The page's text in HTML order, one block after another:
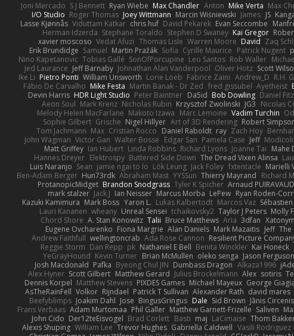
Joni Mercado S J Bennett Ryan Wiebe Max Chandler Anton Mike Verta Max
I/O Studio Roger Thomas Joey Wittmann Marcin Wiśniewski James JS
Lasse Kjønnås Viduttam Katkar chris huf David Pekarek Evan Seccombe
Herman Idzerda Stephane Toraldo Stephen D Swaney Kai Gregor
xavier moscoso Vedat Afuzi Thomas Lisle Warren Moore David Zaq
Erik Brundidge Samuel Martin Pražák Sofia Cyrille Maurice Patrick Nugent
Nino Kapetanovic Tobias Gallé SonOfPorcupine Leo Santos Rob Waller
Jed Laurance Jeff Barnaby Johnathan Alan Vanderpool Oliver Hotz Scott
Ike Li Pietro Ponti William Unsworth Lorie Loeb Fabrice Zaini Andrew_D R.H.
Fábio De Carvalho Mike Festa Martin Banak - Dr Zed fred gissubel Ayetheist
Devin Harris HDR Light Studio Peter Baintner Da5id Bob Dowling Daniel
Aeon Soul Mark Krenz Nicholas Rubin Krzysztof Zwolinski JG3 Nicolas
Melody Helen MacFarlane Makoto Izawa Marc Lemoine Vadim Turchin
Sophie Gilbert Grische Nigel Hillyer Art of 3D Rendering Robert
Tom Jachmann Max Cristian Rocco Daniel Raboldt ray Zach Hoy
John Wagman Victor Gan Walter Bosse Edgar San Pamela Case Jeff
Matt Griffey Ian Hubert Linda Robbins Richard Lyons Joanne Tai Mahe
Hannes Dreyer Elektrospy Buttered Side Down The Dread Vixen Alinsa
Luis Naranjo Sean jamie ngai to lo Lök Leung Jack Foley fxtentacle Marielli
Ben-Adam Berger Hun73rdk Abraham Mast YYSSun Thierry Mayrand Richard
ProtanopicMidget Brandon Snodgrass Tyler K Spicher Arnaud PUIRAVAUD
mark stalzer Jack J Ian Neisser Marcus Morba LePew Ryan Roden-
Kazuki Kamimura Mark Boss Yaron L. Lukas Kalbertodt Marcos Vaz
Lauri Kananen wheany Unreal Sensei tchaikovsky2 Taylor J Peters Molly
Chord Shore A. Stan Konowitz Talii Bruce Matthews Aria 3dfan Xatonym
Eugene Ovcharenko Fiona Margrie Alan Daniels Mark Mazaitis Jeff The
Andrew Faithfull wellingtoncrab Ada Rose Cannon Resilient Picture
Reggie Storm Dan Repp pk Nathaniel E Bell Benita Winckler Kai Honeck
YeGrayHound Kevin Turner Brian McMullen oleko senga Jason Ferguson
Josh Macdonald Pafka Byeong Chul JIN Dumbass Dragon Alkaza1996
Alex Hyner Scott Gilbert Matthew Gerard Julius Brockelmann Alex sotiris
Dennis Korpel Matthew Stevens PIXDES Games Michael Mayeux George
AsTheRainFell Volkor Rijndael Patrick T Sullivan Alexander Rath david mares
Beefyblimps Joakim Dahl Jose BingusGringus Dale Sid Brown Jānis Circenis
Frans Verbaas Adam Murtomaa Phil Galler Matthew Garnett-Frizelle Saliven
John Cido Der12teEisvogel Brad Corlett Basti maj LaCimaise Thom
Alexis Shuping William Lee Trevor Hughes Gabriella Caldwell Vasili Rodriguez